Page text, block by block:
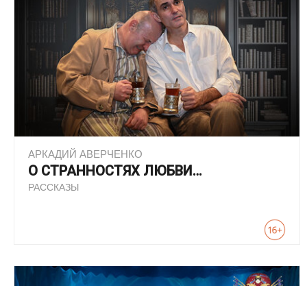
АРКАДИЙ АВЕРЧЕНКО
О СТРАННОСТЯХ ЛЮБВИ…
РАССКАЗЫ